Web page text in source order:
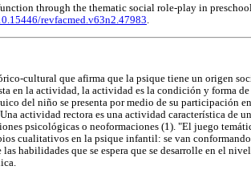
through the thematic social role-play in
revfacmed.v63n2.47983.
cultural que afirma que la psique tiene un origen
en la actividad, la actividad es la condición y forma
del niño se presenta por medio de su participación
actividad rectora es una actividad característica de
psicológicas o neoformaciones (1). "El juego
cualitativos en la psique infantil: se van conformando
habilidades que se espera que se desarrolle en el